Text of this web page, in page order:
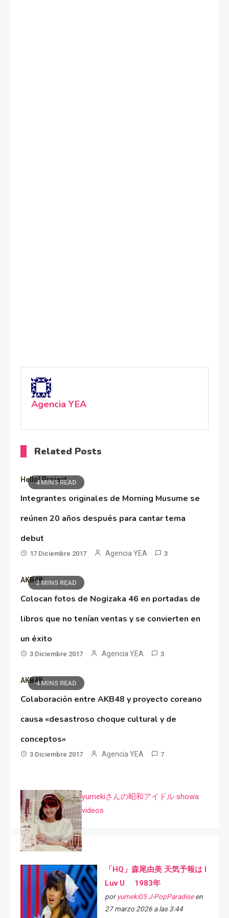
Agencia YEA
Related Posts
4 MINS READ
Hello! Project
Integrantes originales de Morning Musume se
reúnen 20 años después para cantar tema
debut
17 Diciembre 2017 Agencia YEA 3
2 MINS READ
AKB48
Colocan fotos de Nogizaka 46 en portadas de
libros que no tenían ventas y se convierten en
un éxito
3 Diciembre 2017 Agencia YEA 3
4 MINS READ
AKB48
Colaboración entre AKB48 y proyecto coreano
causa «desastroso choque cultural y de
conceptos»
3 Diciembre 2017 Agencia YEA 7
yumekiさんの昭和アイドル showa
videos
「HQ」森尾由美 天気予報は I
Luv U 1983年
por yumeki05 J-PopParadiseen
27 marzo 2026 a las 3:44